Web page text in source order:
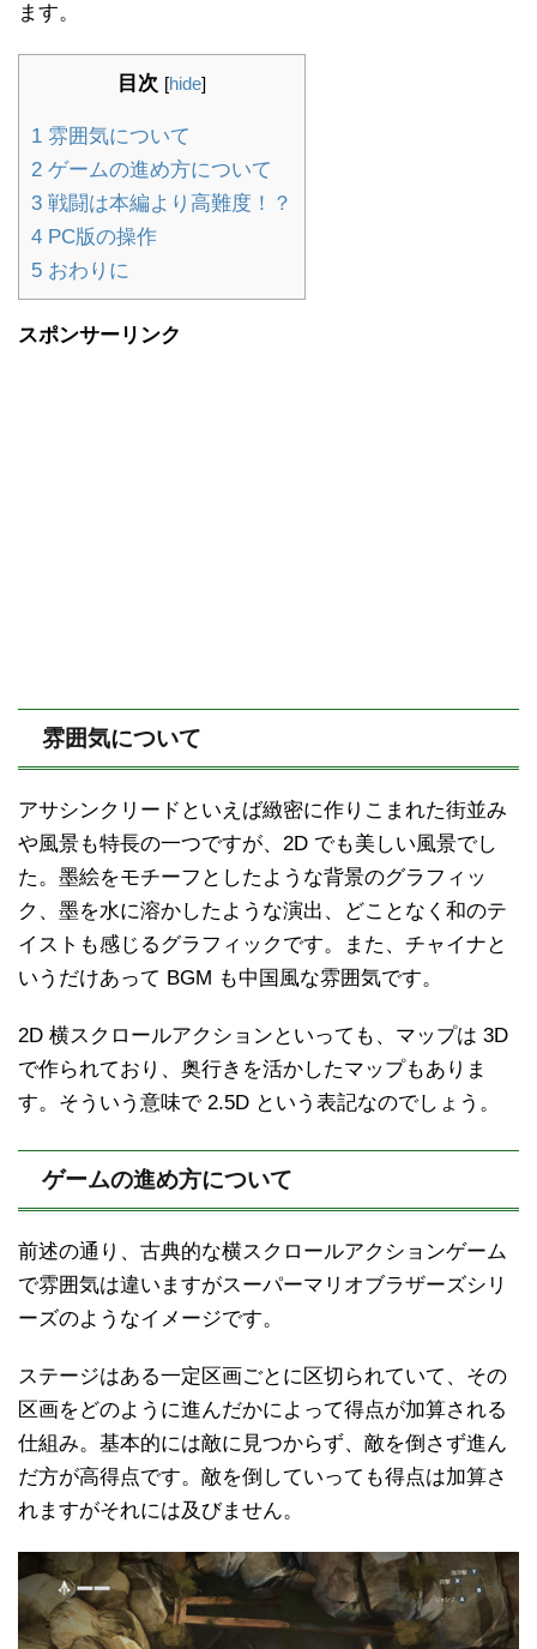
ます。
目次 [hide]
1 雰囲気について
2 ゲームの進め方について
3 戦闘は本編より高難度！？
4 PC版の操作
5 おわりに
スポンサーリンク
雰囲気について
アサシンクリードといえば緻密に作りこまれた街並み
や風景も特長の一つですが、2D でも美しい風景でし
た。墨絵をモチーフとしたような背景のグラフィッ
ク、墨を水に溶かしたような演出、どことなく和のテ
イストも感じるグラフィックです。また、チャイナと
いうだけあって BGM も中国風な雰囲気です。
2D 横スクロールアクションといっても、マップは 3D
で作られており、奥行きを活かしたマップもありま
す。そういう意味で 2.5D という表記なのでしょう。
ゲームの進め方について
前述の通り、古典的な横スクロールアクションゲーム
で雰囲気は違いますがスーパーマリオブラザーズシリ
ーズのようなイメージです。
ステージはある一定区画ごとに区切られていて、その
区画をどのように進んだかによって得点が加算される
仕組み。基本的には敵に見つからず、敵を倒さず進ん
だ方が高得点です。敵を倒していっても得点は加算さ
れますがそれには及びません。